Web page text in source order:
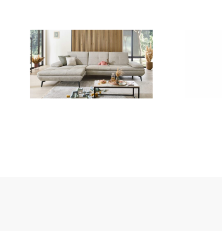
Qualitätsstandards. Sie erhalten
5 Jahre